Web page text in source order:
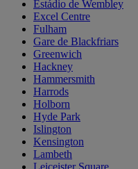
Estádio de Wembley
Excel Centre
Fulham
Gare de Blackfriars
Greenwich
Hackney
Hammersmith
Harrods
Holborn
Hyde Park
Islington
Kensington
Lambeth
Leiceister Square